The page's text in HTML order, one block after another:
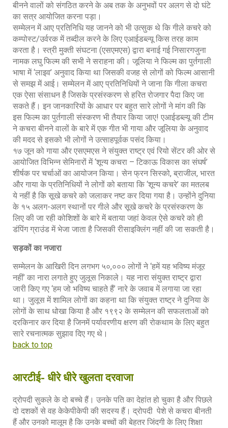
बीनने वालों को संगठित करने के अब तक के अनुभवों पर अलग से दो घंटे
का सत्र आयोजित करना पड़ा।
सम्मेलन में आए प्रतिनिधि यह जानने को भी उत्सुक थे कि गीले कचरे को
कम्पोस्ट/उर्वरक में तब्दील करने के लिए एआईडब्ल्यू किस तरह काम
करता है। स्त्री मुक्ती संघटना (एसएमएस) द्वारा बनाई गई निसारगजुना
नामक लघु फिल्म की सभी ने सराहना की। जूलिया ने फिल्म का पुर्तगाली
भाषा में ‘लाइव’ अनुवाद किया था जिसकी वजह से लोगों को फिल्म आसानी
से समझ में आई। सम्मेलन में आए प्रतिनिधियों ने जाना कि गीला कचरा
एक ऐसा संसाधन है जिसके प्रसंस्करण से हरित रोजगार पैदा किए जा
सकते हैं। इन जानकारियों के आधार पर बहुत सारे लोगों ने मांग की कि
इस फिल्म का पुर्तगाली संस्करण भी तैयार किया जाए! एआईडब्ल्यू की टीम
ने कचरा बीनने वालों के बारे में एक गीत भी गाया और जूलिया के अनुवाद
की मदद से इसको भी लोगों ने उत्साहपूर्वक पसंद किया।
१७ जून को गाया और एसएमएस ने संयुक्त राष्ट्र एवं रियो सेंटर की ओर से
आयोजित विभिन्न सेमिनारों में ‘शून्य कचरा – टिकाऊ विकास का संघर्ष’
शीर्षक पर चर्चाओं का आयोजन किया। सेन फ्रन सिस्को, ब्राजील, भारत
और गाया के प्रतिनिधियों ने लोगों को बताया कि ‘शून्य कचरे’ का मतलब
ये नहीं है कि सूखे कचरे को जलाकर नष्ट कर दिया गया है। उन्होंने दुनिया
के १५ अलग-अलग स्थानों पर गीले और सूखे कचरे के प्रसंस्करण के
लिए की जा रही कोशिशों के बारे में बताया जहां केवल ऐसे कचरे को ही
डंपिंग ग्राउंड में भेजा जाता है जिसकी रीसाइक्लिंग नहीं की जा सकती है।
सड़कों का नजारा
सम्मेलन के आखिरी दिन लगभग ५०,००० लोगों ने ‘हमें यह भविष्य मंजूर
नहीं’ का नारा लगाते हुए जुलूस निकाले। यह नारा संयुक्त राष्ट्र द्वारा
जारी किए गए ‘हम जो भविष्य चाहते हैं’ नारे के जवाब में लगाया जा रहा
था। जुलूस में शामिल लोगों का कहना था कि संयुक्त राष्ट्र ने दुनिया के
लोगों के साथ धोखा किया है और १९९२ के सम्मेलन की सफलताओं को
दरकिनार कर दिया है जिनमें पर्यावरणीय क्षरण की रोकथाम के लिए बहुत
सारे रचनात्मक सुझाव दिए गए थे।
back to top
आरटीई- धीरे धीरे खुलता दरवाजा
द्रोपदी सुकले के दो बच्चे हैं। उनके पति का देहांत हो चुका है और पिछले
दो दशकों से वह केकेपीकेपी की सदस्य हैं। द्रोपदी पेशे से कचरा बीनती
हैं और उनको मालूम है कि उनके बच्चों की बेहतर जिंदगी के लिए शिक्षा